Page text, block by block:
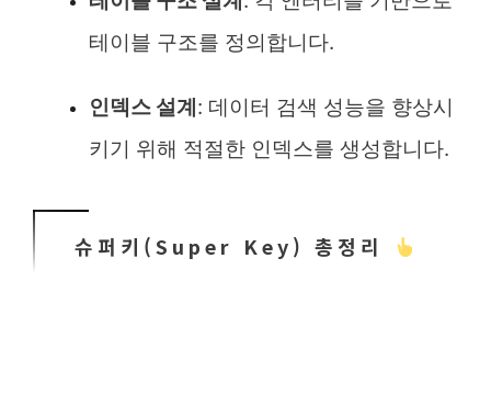
테이블 구조를 정의합니다.
인덱스 설계 : 데이터 검색 성능을 향상시
키기 위해 적절한 인덱스를 생성합니다.
슈퍼키(Super Key) 총정리